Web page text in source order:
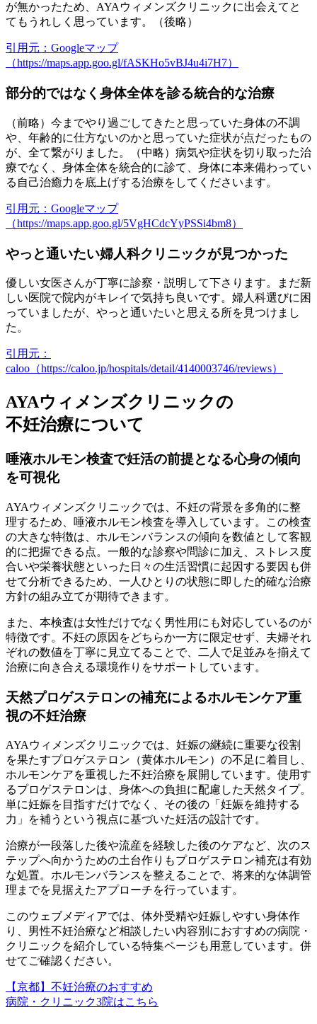
が無かったため、AYAウィメンズクリニックに出会えてと
てもうれしく思っています。（後略）
引用元：Googleマップ
（https://maps.app.goo.gl/fASKHo5vBJ4u4i7H7）
部分的ではなく身体全体を診る統合的な治療
（前略）今までやり過ごしてきたと思っていた身体の不調
や、年齢的に仕方ないのかと思っていた症状が点だったもの
が、全て繋がりました。（中略）病気や症状を切り取った治
療でなく、身体全体を統合的に診て、身体に本来備わってい
る自己治癒力を底上げする治療をしてくださいます。
引用元：Googleマップ
（https://maps.app.goo.gl/5VgHCdcYyPSSi4bm8）
やっと通いたい婦人科クリニックが見つかった
優しい女医さんが丁寧に診察・説明して下さります。まだ新
しい医院で院内がキレイで気持ち良いです。婦人科選びに困
っていましたが、やっと通いたいと思える所を見つけまし
た。
引用元：
caloo（https://caloo.jp/hospitals/detail/4140003746/reviews）
AYAウィメンズクリニックの
不妊治療について
唾液ホルモン検査で妊活の前提となる心身の傾向
を可視化
AYAウィメンズクリニックでは、不妊の背景を多角的に整
理するため、唾液ホルモン検査を導入しています。この検査
の大きな特徴は、ホルモンバランスの傾向を数値として客観
的に把握できる点。一般的な診察や問診に加え、ストレス度
合いや栄養状態といった日々の生活習慣に起因する要因も併
せて分析できるため、一人ひとりの状態に即した的確な治療
方針の組み立てが期待できます。
また、本検査は女性だけでなく男性用にも対応しているのが
特徴です。不妊の原因をどちらか一方に限定せず、夫婦それ
ぞれの数値を丁寧に見立てることで、二人で足並みを揃えて
治療に向き合える環境作りをサポートしています。
天然プロゲステロンの補充によるホルモンケア重
視の不妊治療
AYAウィメンズクリニックでは、妊娠の継続に重要な役割
を果たすプロゲステロン（黄体ホルモン）の不足に着目し、
ホルモンケアを重視した不妊治療を展開しています。使用す
るプロゲステロンは、身体への負担に配慮した天然タイプ。
単に妊娠を目指すだけでなく、その後の「妊娠を維持する
力」を補うという視点に基づいた妊活の設計です。
治療が一段落した後や流産を経験した後のケアなど、次のス
テップへ向かうための土台作りもプロゲステロン補充は有効
な処置。ホルモンバランスを整えることで、将来的な体調管
理までを見据えたアプローチを行っています。
このウェブメディアでは、体外受精や妊娠しやすい身体作
り、男性不妊治療など相談したい内容別におすすめの病院・
クリニックを紹介している特集ページ も用意しています。併
せてご確認ください。
【京都】不妊治療のおすすめ
病院・クリニック3院はこちら